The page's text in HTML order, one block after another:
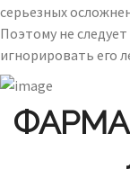
серьезных
Поэтому не
игнорировать его